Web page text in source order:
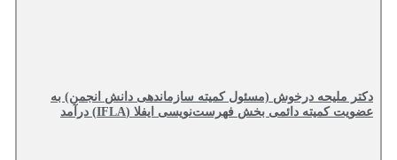
دکتر ملیحه درخوش (مسئول کمیته سازماندهی دانش انجمن) به
عضویت کمیته دائمی بخش فهرست‌نویسی ایفلا (IFLA) درآمد